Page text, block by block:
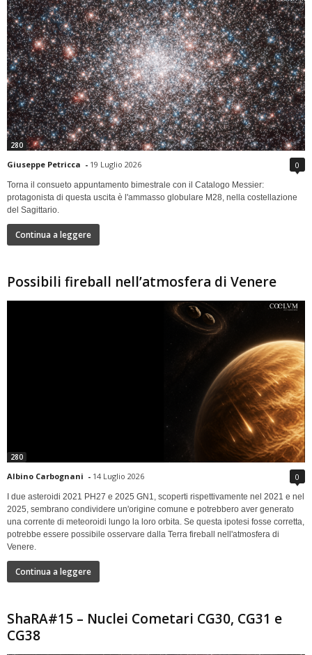
280
Giuseppe Petricca - 19 Luglio 2026 0
Torna il consueto appuntamento bimestrale con il Catalogo Messier:
protagonista di questa uscita è l'ammasso globulare M28, nella costellazione
del Sagittario.
Continua a leggere
Possibili fireball nell’atmosfera di Venere
280
Albino Carbognani - 14 Luglio 2026 0
I due asteroidi 2021 PH27 e 2025 GN1, scoperti rispettivamente nel 2021 e nel
2025, sembrano condividere un'origine comune e potrebbero aver generato
una corrente di meteoroidi lungo la loro orbita. Se questa ipotesi fosse corretta,
potrebbe essere possibile osservare dalla Terra fireball nell'atmosfera di
Venere.
Continua a leggere
ShaRA#15 – Nuclei Cometari CG30, CG31 e
CG38